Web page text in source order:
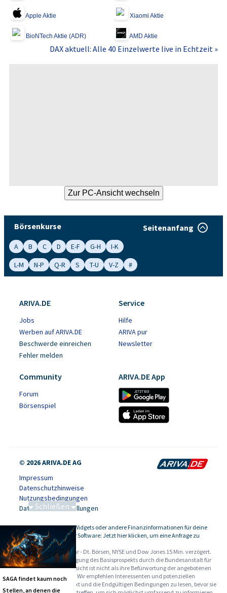
Apple Aktie Xiaomi Aktie
BioNTech Aktie (ADR) AMD Aktie
DAX aktuell: Alle 40 Einzelwerte live in Echtzeit »
Börsenkurse Seitenanfang
A B C D E-F G-H
I-K
L-M
N-P Q-R S T-U V-Z #
ARIVA.DE
Jobs
Werben auf ARIVA.DE
Beschwerde einreichen
Fehler melden
Service
Hilfe
ARIVA pur
Newsletter
Community
Forum
Börsenspiel
ARIVA.DE App
© 2026 ARIVA.DE AG
Impressum
Datenschutzhinweise
Nutzungsbedingungen
Datenschutzeinstellungen
-
Kursdaten, Widgets oder andere Finanzinformationen für deine
Website oder Software: Jetzt hier klicken, um eine Anfrage zu
stellen.
Alle Angaben ohne Gewähr - Dt. Börsen, NYSE und Dow Jones 15 Min. verzögert.
Werbehinweise:Die Billigung des Basisprospekts durch die Bundesanstalt für
Finanzdienstleistungsaufsicht ist nicht als ihre Befürwortung der angebotenen
Wertpapiere zu verstehen. Wir empfehlen Interessenten und potenziellen
Anlegern den Basisprospekt und die Endgültigen Bedingungen zu lesen, bevor sie
Schließen
SAGA findet kaum noch
Stellen, an denen die